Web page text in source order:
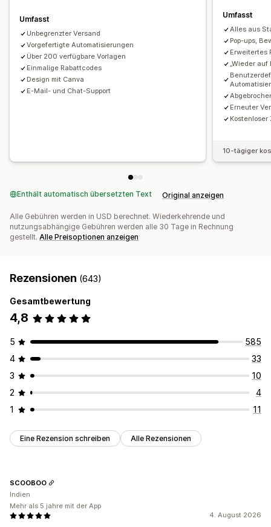
Individuelle Kampagnen
Kampagnen verwalten
Editor-Tool Vorlagen Übersetzung
Individueller Code
Massenbearbeitung
Import und Export
E-Mail-Domains
E-Mail-Erfassungsliste
Trigger und Regeln
Geolokalisierung Segmentierung
Berichterstattung Analysen
Umfasst
Unbegrenzter Versand
Vorgefertigte Automatisierungen
Über 200 verfügbare Vorlagen
Einmalige Rabattcodes
Design mit Canva
E-Mail- und Chat-Support
Umfasst
Alles aus
Pop-ups,
Erweitertes
„Wieder
Erneuter
10-tägiger
Enthält automatisch übersetzten Text Original anzeigen
Alle Gebühren werden in USD berechnet. Wiederkehrende und
nutzungsabhängige Gebühren werden alle 30 Tage in Rechnung
gestellt. Alle Preisoptionen anzeigen
Rezensionen (643)
Gesamtbewertung
4,8
5
585
4
33
3
10
2
4
1
11
Eine Rezension schreiben Alle Rezensionen
4. August 2026
SCOOBOO
Indien
Mehr als 5 jahre mit der App